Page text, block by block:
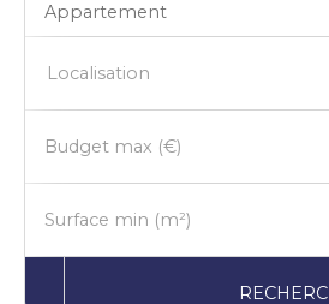
Appartement
Localisation
Budget max (€)
Surface min (m²)